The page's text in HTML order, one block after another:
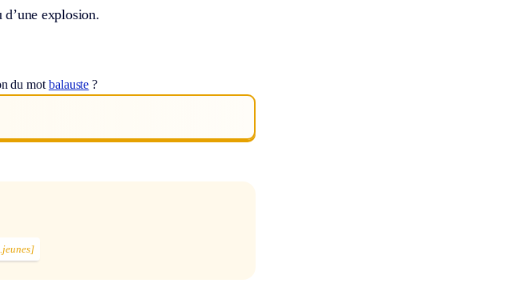
explosion.
du mot balauste ?